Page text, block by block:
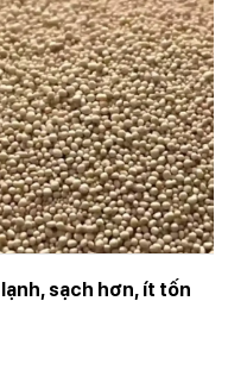
sạch hơn, ít tốn